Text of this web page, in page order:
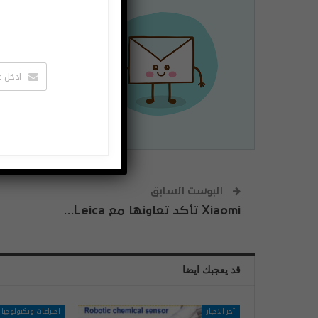
لتصلك
يمكنك
البوست السابق
Xiaomi تأكد تعاونها مع Leica…
قد يعجبك ايضا
آخر الاخبار اختراعات وتكنولوجيا